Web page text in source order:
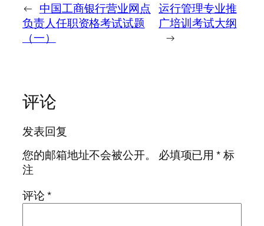
← 中国工商银行营业网点
负责人任职资格考试试题
（一）
运行管理专业推
广培训考试大纲
→
评论
发表回复
您的邮箱地址不会被公开。
必填项已用*标
注
评论*